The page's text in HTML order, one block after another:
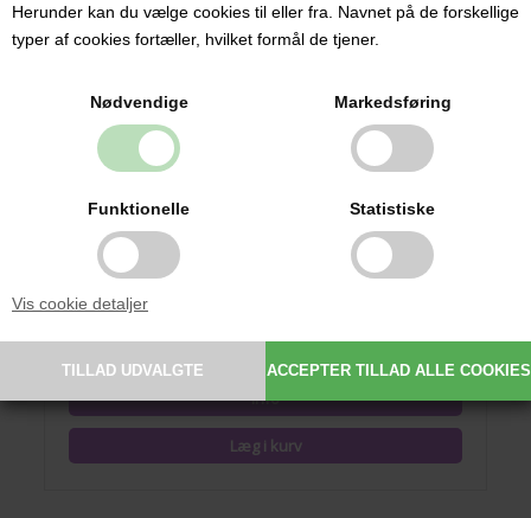
Herunder kan du vælge cookies til eller fra. Navnet på de forskellige
typer af cookies fortæller, hvilket formål de tjener.
Nødvendige Markedsføring
Funktionelle Statistiske
Vis cookie detaljer
Mini Lykønskningskort, Elefant, Lyseblå